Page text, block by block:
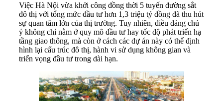
Việc Hà Nội vừa khởi công đồng thời 5 tuyến đường sắt
đô thị với tổng mức đầu tư hơn 1,3 triệu tỷ đồng đã thu hút
sự quan tâm lớn của thị trường. Tuy nhiên, điều đáng chú
ý không chỉ nằm ở quy mô đầu tư hay tốc độ phát triển hạ
tầng giao thông, mà còn ở cách các dự án này có thể định
hình lại cấu trúc đô thị, hành vi sử dụng không gian và
triển vọng đầu tư trong dài hạn.